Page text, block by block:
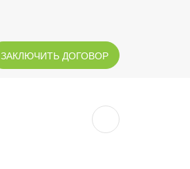
ЗАКЛЮЧИТЬ ДОГОВОР